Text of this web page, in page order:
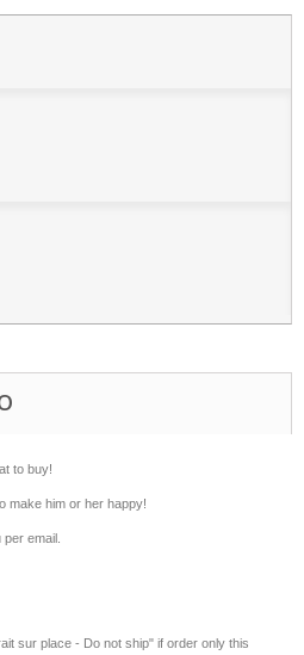
to buy!
make him or her happy!
email.
sur place - Do not ship" if order only this